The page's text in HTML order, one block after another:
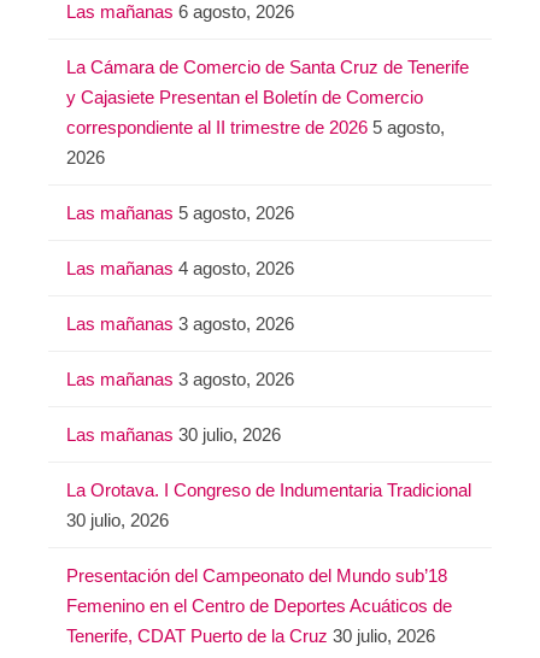
Las mañanas 6 agosto, 2026
La Cámara de Comercio de Santa Cruz de Tenerife
y Cajasiete Presentan el Boletín de Comercio
correspondiente al II trimestre de 2026 5 agosto,
2026
Las mañanas 5 agosto, 2026
Las mañanas 4 agosto, 2026
Las mañanas 3 agosto, 2026
Las mañanas 3 agosto, 2026
Las mañanas 30 julio, 2026
La Orotava. I Congreso de Indumentaria Tradicional
30 julio, 2026
Presentación del Campeonato del Mundo sub’18
Femenino en el Centro de Deportes Acuáticos de
Tenerife, CDAT Puerto de la Cruz 30 julio, 2026